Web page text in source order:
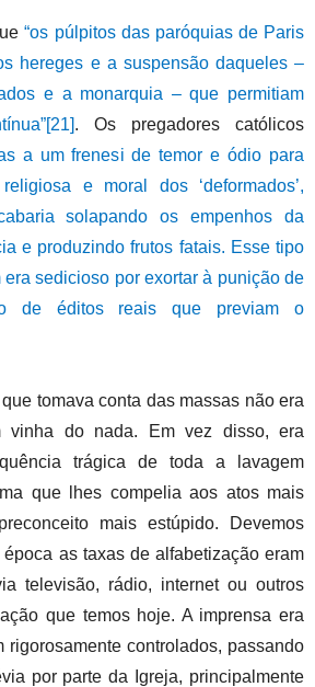
“os púlpitos das paróquias de Paris
hereges e a suspensão daqueles –
e a monarquia – que permitiam
[21]. Os pregadores católicos
a um frenesi de temor e ódio para
e moral dos ‘deformados’,
solapando os empenhos da
e produzindo frutos fatais. Esse tipo
sedicioso por exortar à punição de
de éditos reais que previam o
tomava conta das massas não era
vinha do nada. Em vez disso, era
trágica de toda a lavagem
que lhes compelia aos atos mais
mais estúpido. Devemos
época as taxas de alfabetização eram
televisão, rádio, internet ou outros
que temos hoje. A imprensa era
rigorosamente controlados, passando
por parte da Igreja, principalmente